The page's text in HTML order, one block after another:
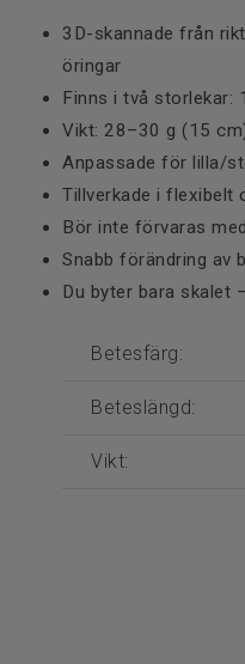
3D-skannade från
öringar
Finns i två storlekar:
Vikt: 28–30 g (15
Anpassade för lilla/
Tillverkade i flexibelt
Bör inte förvaras
Snabb förändring av
Du byter bara skalet
Betesfärg:
Beteslängd:
Vikt: